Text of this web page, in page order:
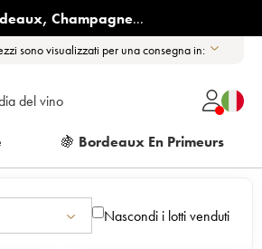
, Champagne...
sono visualizzati per una consegna in:
del vino
🍇 Bordeaux En Primeurs
Nascondi i lotti venduti